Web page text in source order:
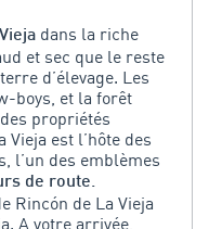
dans la riche
et sec que le reste
d’élevage. Les
boys, et la forêt
propriétés
est l’hôte des
l’un des emblèmes
de route.
Rincón de La Vieja
A votre arrivée,